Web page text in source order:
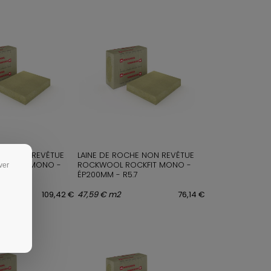
NON REVÊTUE
MONO -
109,42 €
LAINE DE ROCHE NON REVÊTUE
ROCKWOOL ROCKFIT MONO -
ÉP200MM - R5.7
76,14 €
47,59 € m2